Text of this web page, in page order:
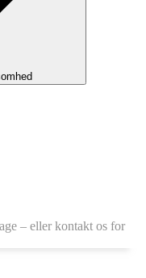
– eller kontakt os for